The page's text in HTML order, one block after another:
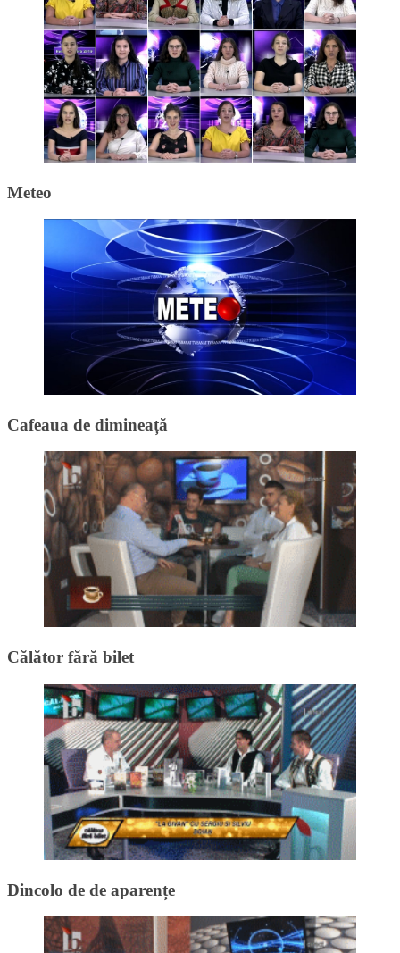
Meteo
Cafeaua de dimineață
Călător fără bilet
Dincolo de de aparențe